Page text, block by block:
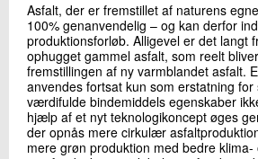
Send
Asfalt, der er fremstillet af naturens
100% genanvendelig – og kan derfor
produktionsforløb. Alligevel er det langt
ophugget gammel asfalt, som reelt
fremstillingen af ny varmblandet asfalt.
anvendes fortsat kun som erstatning
værdifulde bindemiddels egenskaber
hjælp af et nyt teknologikoncept øges
der opnås mere cirkulær
mere grøn produktion med bedre klima-